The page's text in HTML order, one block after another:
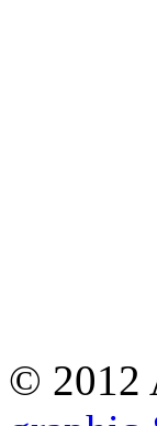
© 2012